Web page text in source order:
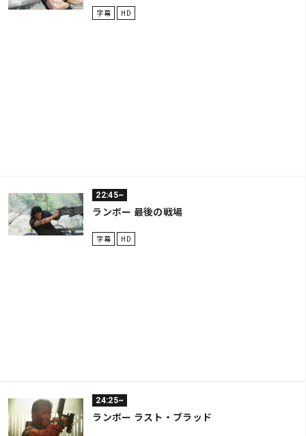
字幕 HD
22:45~
ランボー 最後の戦場
字幕 HD
24:25~
ランボー ラスト・ブラッド